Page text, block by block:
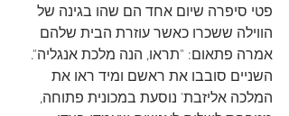
פטי סיפרה שיום אחד הם שהו בגינה של
הווילה ששכרו כאשר עוזרת הבית שלהם
אמרה פתאום: "תראו, הנה מלכת אנגליה".
השניים סובבו את ראשם ומיד ראו את
המלכה אליזבת' נוסעת במכונית פתוחה,